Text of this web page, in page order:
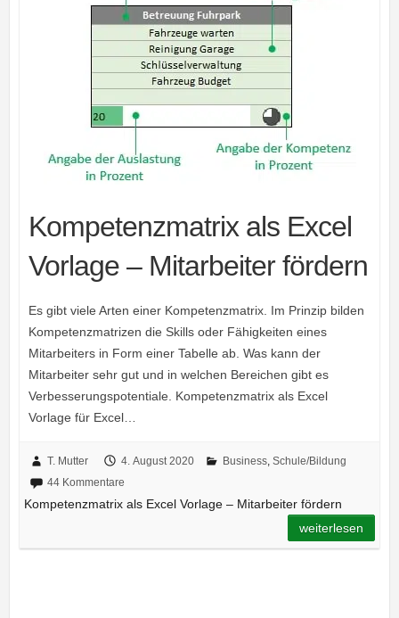
Kompetenzmatrix als Excel
Vorlage – Mitarbeiter fördern
Es gibt viele Arten einer Kompetenzmatrix. Im Prinzip bilden
Kompetenzmatrizen die Skills oder Fähigkeiten eines
Mitarbeiters in Form einer Tabelle ab. Was kann der
Mitarbeiter sehr gut und in welchen Bereichen gibt es
Verbesserungspotentiale. Kompetenzmatrix als Excel
Vorlage für Excel…
T. Mutter 4. August 2020 Business, Schule/Bildung
44 Kommentare
Kompetenzmatrix als Excel Vorlage – Mitarbeiter fördern
weiterlesen